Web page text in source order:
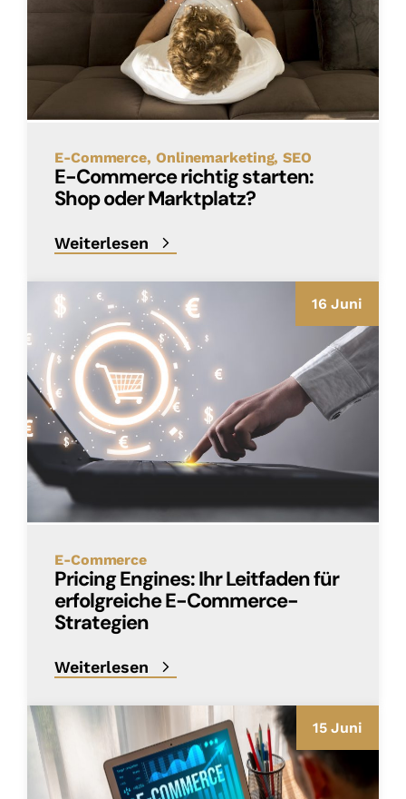
E-Commerce Onlinemarketing SEO
E-Commerce richtig starten:
Shop oder Marktplatz?
Weiterlesen
16 Juni
E-Commerce
Pricing Engines: Ihr Leitfaden für
erfolgreiche E-Commerce-
Strategien
Weiterlesen
15 Juni